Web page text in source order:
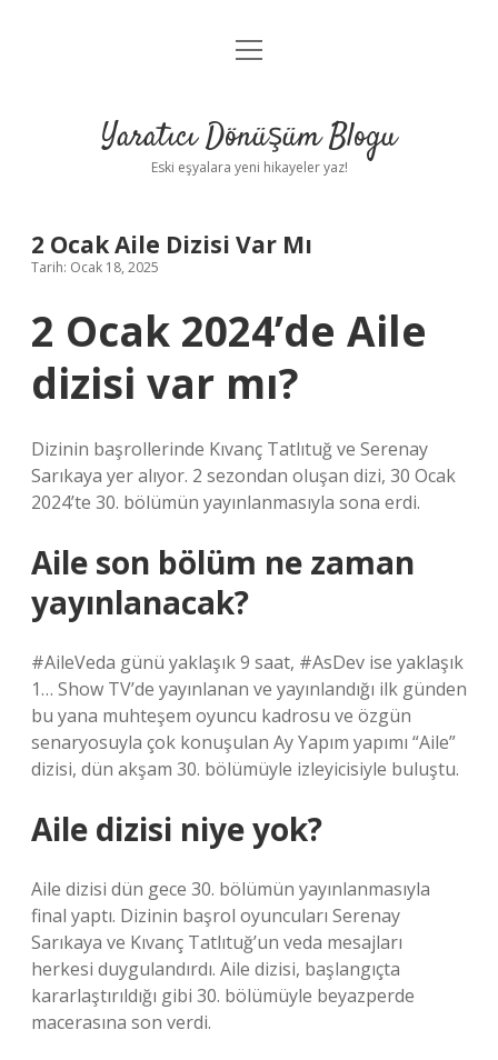
Anasayfa
Yasal Uyarı
menüyü
Yaratıcı Dönüşüm Blogu
Eski eşyalara yeni hikayeler yaz!
2 Ocak Aile Dizisi Var Mı
Tarih: Ocak 18, 2025
2 Ocak 2024’de Aile
dizisi var mı?
Dizinin başrollerinde Kıvanç Tatlıtuğ ve Serenay
Sarıkaya yer alıyor. 2 sezondan oluşan dizi, 30 Ocak
2024’te 30. bölümün yayınlanmasıyla sona erdi.
Aile son bölüm ne zaman
yayınlanacak?
#AileVeda günü yaklaşık 9 saat, #AsDev ise yaklaşık
1… Show TV’de yayınlanan ve yayınlandığı ilk günden
bu yana muhteşem oyuncu kadrosu ve özgün
senaryosuyla çok konuşulan Ay Yapım yapımı “Aile”
dizisi, dün akşam 30. bölümüyle izleyicisiyle buluştu.
Aile dizisi niye yok?
Aile dizisi dün gece 30. bölümün yayınlanmasıyla
final yaptı. Dizinin başrol oyuncuları Serenay
Sarıkaya ve Kıvanç Tatlıtuğ’un veda mesajları
herkesi duygulandırdı. Aile dizisi, başlangıçta
kararlaştırıldığı gibi 30. bölümüyle beyazperde
macerasına son verdi.